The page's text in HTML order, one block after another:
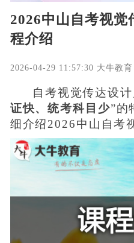
2026中山自考视
程介绍
2026-04-29 11:57:30 大牛教育
自考视觉传达设
证快、统考科目少”的
细介绍2026中山自考